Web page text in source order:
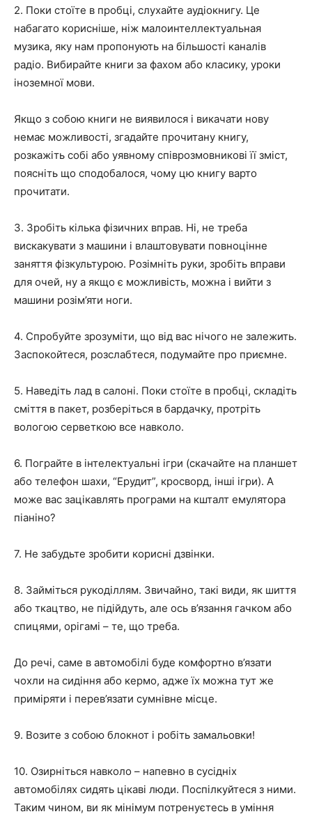
2. Поки стоїте в пробці, слухайте аудіокнигу. Це
набагато корисніше, ніж малоинтеллектуальная
музика, яку нам пропонують на більшості каналів
радіо. Вибирайте книги за фахом або класику, уроки
іноземної мови.
Якщо з собою книги не виявилося і викачати нову
немає можливості, згадайте прочитану книгу,
розкажіть собі або уявному співрозмовникові її зміст,
поясніть що сподобалося, чому цю книгу варто
прочитати.
3. Зробіть кілька фізичних вправ. Ні, не треба
вискакувати з машини і влаштовувати повноцінне
заняття фізкультурою. Розімніть руки, зробіть вправи
для очей, ну а якщо є можливість, можна і вийти з
машини розім’яти ноги.
4. Спробуйте зрозуміти, що від вас нічого не залежить.
Заспокойтеся, розслабтеся, подумайте про приємне.
5. Наведіть лад в салоні. Поки стоїте в пробці, складіть
сміття в пакет, розберіться в бардачку, протріть
вологою серветкою все навколо.
6. Пограйте в інтелектуальні ігри (скачайте на планшет
або телефон шахи, “Ерудит”, кросворд, інші ігри). А
може вас зацікавлять програми на кшталт емулятора
піаніно?
7. Не забудьте зробити корисні дзвінки.
8. Займіться рукоділлям. Звичайно, такі види, як шиття
або ткацтво, не підійдуть, але ось в’язання гачком або
спицями, орігамі – те, що треба.
До речі, саме в автомобілі буде комфортно в’язати
чохли на сидіння або кермо, адже їх можна тут же
приміряти і перев’язати сумнівне місце.
9. Возите з собою блокнот і робіть замальовки!
10. Озирніться навколо – напевно в сусідніх
автомобілях сидять цікаві люди. Поспілкуйтеся з ними.
Таким чином, ви як мінімум потренуєтесь в уміння